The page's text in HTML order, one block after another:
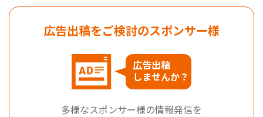
広告出稿をご検討のスポンサー様
広告出稿
しませんか？
多様なスポンサー様の情報発信を